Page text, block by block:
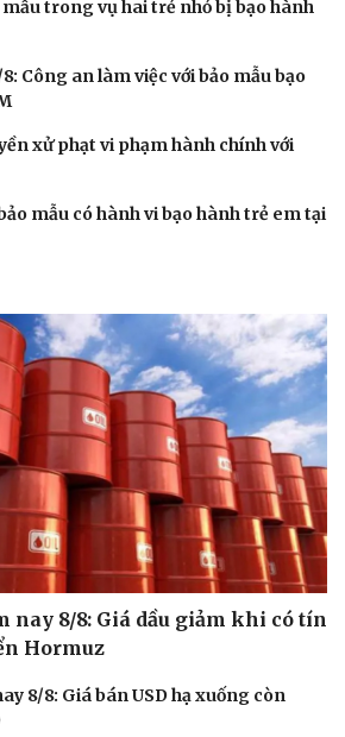
trong vụ hai trẻ nhỏ bị bạo hành
Công an làm việc với bảo mẫu bạo
xử phạt vi phạm hành chính với
mẫu có hành vi bạo hành trẻ em tại
nay 8/8: Giá dầu giảm khi có tín
Hormuz
8/8: Giá bán USD hạ xuống còn